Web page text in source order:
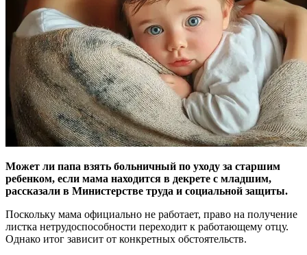
Может ли папа взять больничный по уходу за старшим
ребенком, если мама находится в декрете с младшим,
рассказали в Министерстве труда и социальной защиты.
Поскольку мама официально не работает, право на получение
листка нетрудоспособности переходит к работающему отцу.
Однако итог зависит от конкретных обстоятельств.